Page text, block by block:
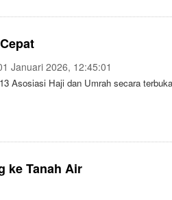
Januari 2026, 12:45:01
Asosiasi Haji dan Umrah secara
ke Tanah Air